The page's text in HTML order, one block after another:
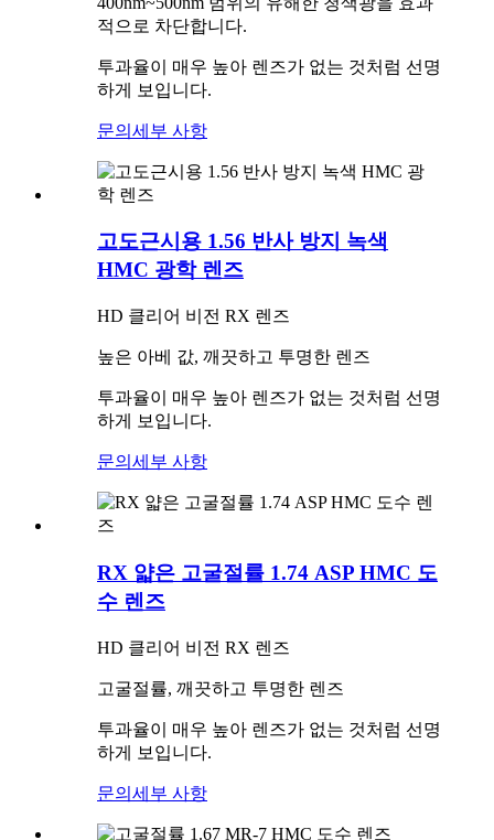
적으로 차단합니다.
투과율이 매우 높아 렌즈가 없는 것처럼 선명
하게 보입니다.
문의 세부 사항
고도근시용 1.56 반사 방지 녹색
HMC 광학 렌즈
HD 클리어 비전 RX 렌즈
높은 아베 값, 깨끗하고 투명한 렌즈
투과율이 매우 높아 렌즈가 없는 것처럼 선명
하게 보입니다.
문의 세부 사항
RX 얇은 고굴절률 1.74 ASP HMC 도
수 렌즈
HD 클리어 비전 RX 렌즈
고굴절률, 깨끗하고 투명한 렌즈
투과율이 매우 높아 렌즈가 없는 것처럼 선명
하게 보입니다.
문의 세부 사항